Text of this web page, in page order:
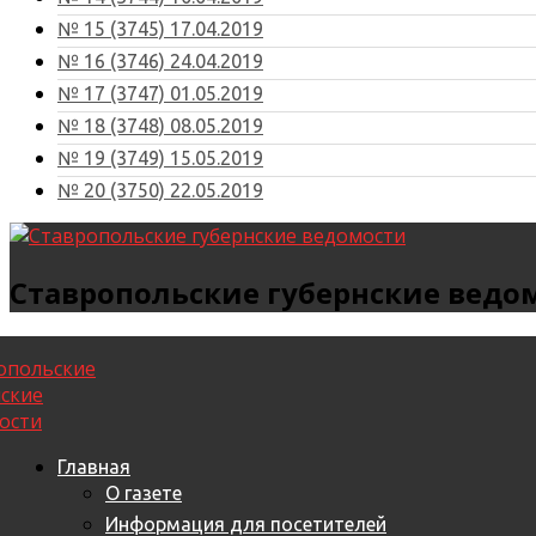
№ 15 (3745) 17.04.2019
№ 16 (3746) 24.04.2019
№ 17 (3747) 01.05.2019
№ 18 (3748) 08.05.2019
№ 19 (3749) 15.05.2019
№ 20 (3750) 22.05.2019
Ставропольские губернские
Главная
О газете
Информация для посетителей